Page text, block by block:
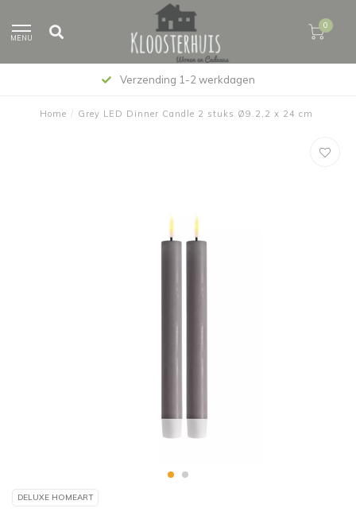
MENU
0
Verzending 1-2 werkdagen
Home / Grey LED Dinner Candle 2 stuks Ø9.2,2 x 24 cm
DELUXE HOMEART